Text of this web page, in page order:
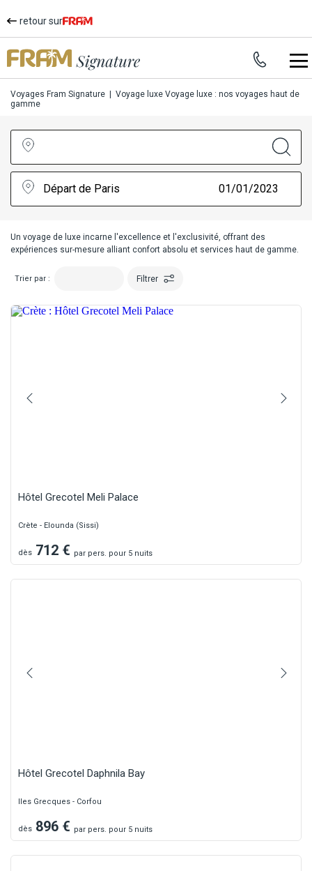
retour sur
Voyages Fram Signature Voyage luxe Voyage luxe : nos voyages haut de
gamme
Départ de Paris 01/01/2023
Un voyage de luxe incarne l'excellence et l'exclusivité, offrant des
expériences sur-mesure alliant confort absolu et services haut de gamme.
Trier par : Filtrer
Hôtel Grecotel Meli Palace
Crète - Elounda (Sissi)
dès 712 € par pers. pour 5 nuits
Hôtel Grecotel Daphnila Bay
Iles Grecques - Corfou
dès 896 € par pers. pour 5 nuits